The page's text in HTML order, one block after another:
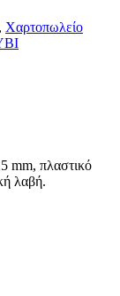
, Χαρτοπωλείο
mm, πλαστικό
λαβή.